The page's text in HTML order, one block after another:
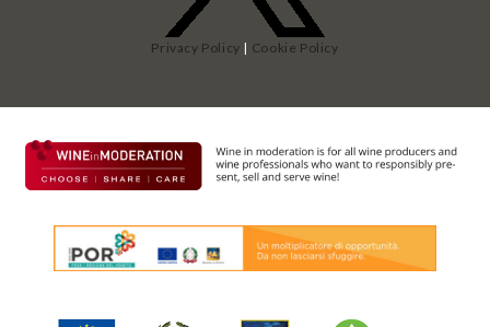
Privacy Policy | Cookie Policy